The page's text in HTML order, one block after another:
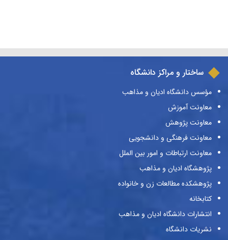
ساختار و مراکز دانشگاه
مؤسس دانشگاه ادیان و مذاهب
معاونت آموزش
معاونت پژوهش
معاونت فرهنگی و دانشجویی
معاونت ارتباطات و امور بین الملل
پژوهشگاه ادیان و مذاهب
پژوهشکده مطالعات زن و خانواده
کتابخانه
انتشارات دانشگاه ادیان و مذاهب
نشریات دانشگاه